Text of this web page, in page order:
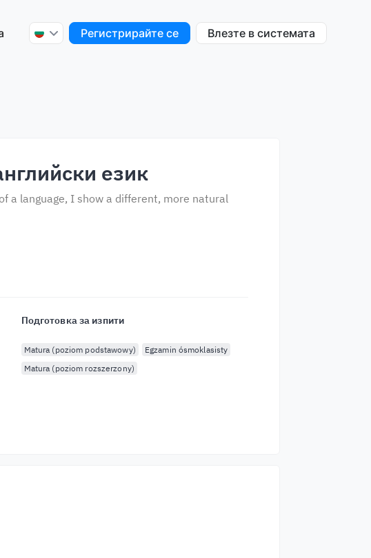
Регистрирайте се Влезте в системата
език
a language, I show a different, more natural
Подготовка за изпити
Matura (poziom podstawowy)
Egzamin ósmoklasisty
Matura (poziom rozszerzony)